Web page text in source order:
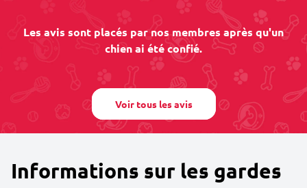
Les avis sont placés par nos membres après qu'un
chien ai été confié.
Voir tous les avis
Informations sur les gardes